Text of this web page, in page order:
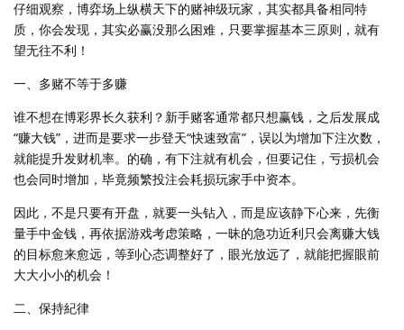
仔细观察，博弈场上纵横天下的赌神级玩家，其实都具备相同特
质，你会发现，其实必赢没那么困难，只要掌握基本三原则，就有
望无往不利！
一、多赌不等于多赚
谁不想在博彩界长久获利？新手赌客通常都只想赢钱，之后发展成
“赚大钱”，进而是要求一步登天“快速致富”，误以为增加下注次数，
就能提升发财机率。的确，有下注就有机会，但要记住，亏损机会
也会同时增加，毕竟频繁投注会耗损玩家手中资本。
因此，不是只要有开盘，就要一头钻入，而是应该静下心来，先衡
量手中金钱，再依据游戏考虑策略，一昧的急功近利只会离赚大钱
的目标愈来愈远，等到心态调整好了，眼光放远了，就能把握眼前
大大小小的机会！
二、保持紀律